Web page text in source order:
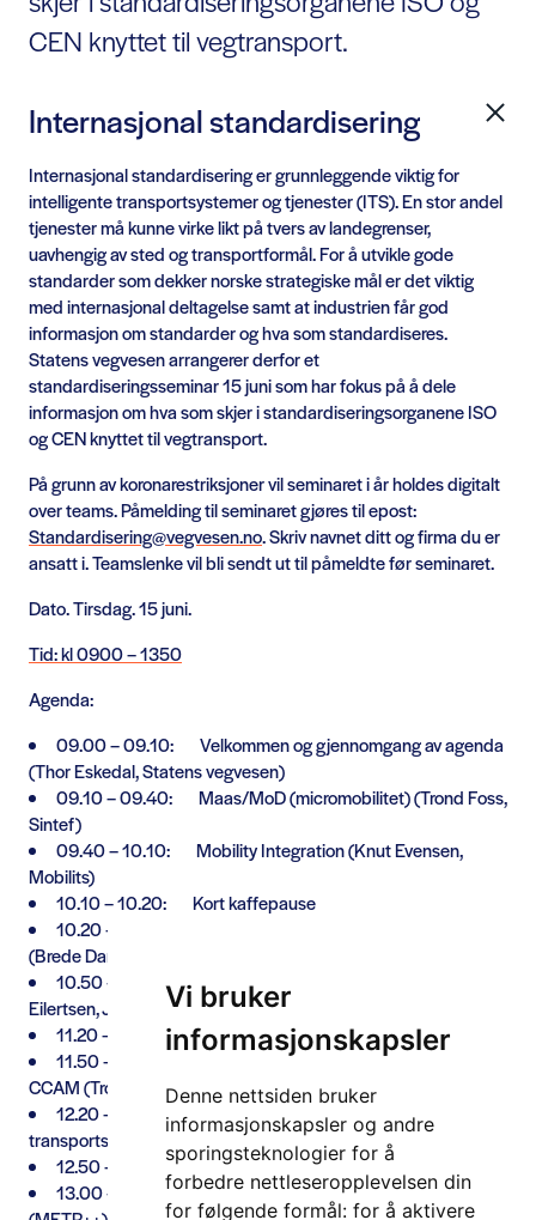
Vi bruker
informasjonskapsler
Denne nettsiden bruker
informasjonskapsler og andre
sporingsteknologier for å
forbedre nettleseropplevelsen din
for følgende formål: for å aktivere
CEN knyttet til vegtransport.
Internasjonal standardisering
Internasjonal standardisering er grunnleggende viktig for
intelligente transportsystemer og tjenester (ITS). En stor andel
tjenester må kunne virke likt på tvers av landegrenser,
uavhengig av sted og transportformål. For å utvikle gode
standarder som dekker norske strategiske mål er det viktig
med internasjonal deltagelse samt at industrien får god
informasjon om standarder og hva som standardiseres.
Statens vegvesen arrangerer derfor et
standardiseringsseminar 15 juni som har fokus på å dele
informasjon om hva som skjer i standardiseringsorganene ISO
og CEN knyttet til vegtransport.
På grunn av koronarestriksjoner vil seminaret i år holdes digitalt
over teams. Påmelding til seminaret gjøres til epost:
Standardisering@vegvesen.no. Skriv navnet ditt og firma du er
ansatt i. Teamslenke vil bli sendt ut til påmeldte før seminaret.
Dato. Tirsdag. 15 juni.
Tid: kl 0900 – 1350
Agenda:
09.00 – 09.10: Velkommen og gjennomgang av agenda
(Thor Eskedal, Statens vegvesen)
09.10 – 09.40: Maas/MoD (micromobilitet) (Trond Foss,
Sintef)
09.40 – 10.10: Mobility Integration (Knut Evensen,
Mobilits)
10.10 – 10.20: Kort kaffepause
10.20 – 10.50: Kollektivtrafikk + Nye mobilitetstjenester
(Brede Dammen, Entur)
10.50 – 11.20: Nye billetteringstjenester (Kjell-Erik
Eilertsen, Jernbanedirektoratet)
11.20 – 11.50: Matpause
11.50 – 12.20: Posisjonering/kartdata:- utfordringer for
CCAM (Trond Hovland, ITS Norway)
12.20 – 12.50: Cybersikkerhet/PKI i
transportsystemet (Knut Evensen, Mobilits)
12.50 – 13.00: Kort kaffepause
13.00 – 13.30: Datex2 utvikling;- nye publikasjoner